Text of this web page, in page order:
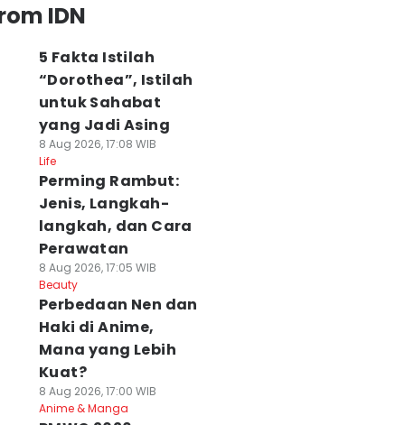
IDN
5 Fakta Istilah
“Dorothea”, Istilah
untuk Sahabat
yang Jadi Asing
8 Aug 2026, 17:08 WIB
Life
Perming Rambut:
Jenis, Langkah-
langkah, dan Cara
Perawatan
8 Aug 2026, 17:05 WIB
Beauty
Perbedaan Nen dan
Haki di Anime,
Mana yang Lebih
Kuat?
8 Aug 2026, 17:00 WIB
Anime & Manga